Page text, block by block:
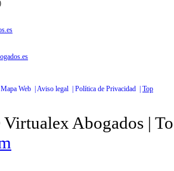
Mapa Web |Aviso legal | Política de Privacidad | Top
Abogados |